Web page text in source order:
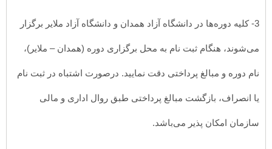
3- کلیه دوره‌ها در دانشگاه آزاد همدان و دانشگاه آزاد ملایر برگزار
می‌شوند، هنگام ثبت نام به محل برگزاری دوره (همدان – ملایر)،
نام دوره و مبالغ پرداختی دقت نمایید. درصورت اشتباه در ثبت نام
یا انصراف، بازگشت مبالغ پرداختی طبق روال اداری و مالی
سازمان امکان پذیر می‌باشد.